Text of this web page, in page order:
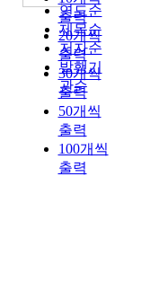
연도순
제목순
저자순
발행기
관순
출력
20개씩
출력
30개씩
출력
50개씩
출력
100개씩
출력